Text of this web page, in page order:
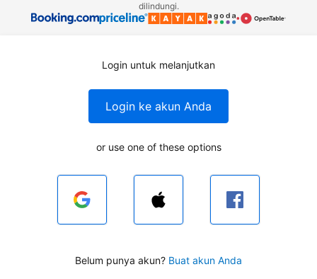
dilindungi.
Login untuk melanjutkan
Login ke akun Anda
or use one of these options
Belum punya akun? Buat akun Anda